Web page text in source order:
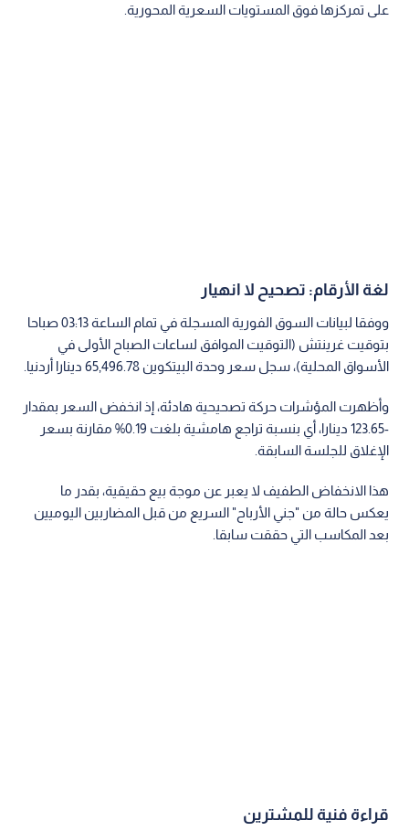
على تمركزها فوق المستويات السعرية المحورية.
لغة الأرقام: تصحيح لا انهيار
ووفقا لبيانات السوق الفورية المسجلة في تمام الساعة 03:13 صباحا
بتوقيت غرينتش (التوقيت الموافق لساعات الصباح الأولى في
الأسواق المحلية)، سجل سعر وحدة البيتكوين 65,496.78 دينارا أردنيا.
وأظهرت المؤشرات حركة تصحيحية هادئة، إذ انخفض السعر بمقدار
-123.65 دينارا، أي بنسبة تراجع هامشية بلغت 0.19% مقارنة بسعر
الإغلاق للجلسة السابقة.
هذا الانخفاض الطفيف لا يعبر عن موجة بيع حقيقية، بقدر ما
يعكس حالة من "جني الأرباح" السريع من قبل المضاربين اليوميين
بعد المكاسب التي حققت سابقا.
قراءة فنية للمشترين